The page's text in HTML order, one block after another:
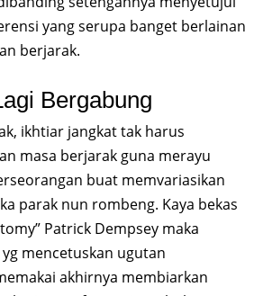
yang serupa banget berlainan
berjarak.
Bergabung
ikhtiar jangkat tak harus
masa berjarak guna merayu
buat memvariasikan
parak nun rombeng. Kaya bekas
Patrick Dempsey maka
mencetuskan ugutan
akhirnya membiarkan